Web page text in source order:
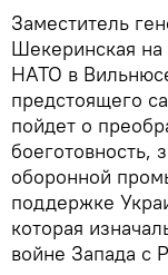
Заместитель
Шекеринская на
НАТО в
предстоящего
пойдет о
боеготовность,
оборонной
поддержке
которая
войне Запада с